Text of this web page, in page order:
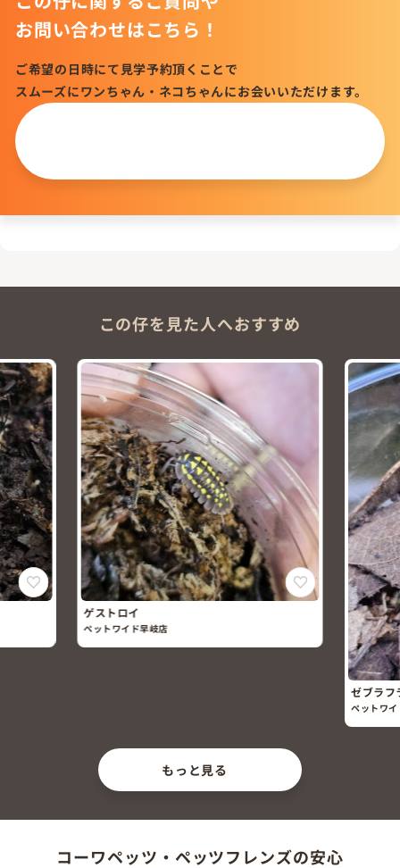
お問い合わせはこちら！
ご希望の日時にて見学予約頂くことで
スムーズにワンちゃん・ネコちゃんにお会いいただけます。
この仔を見た人へおすすめ
ゲストロイ
ペットワイド早岐店
ゼブラフ
ペットワ
もっと見る
コーワペッツ・ペッツフレンズの安心